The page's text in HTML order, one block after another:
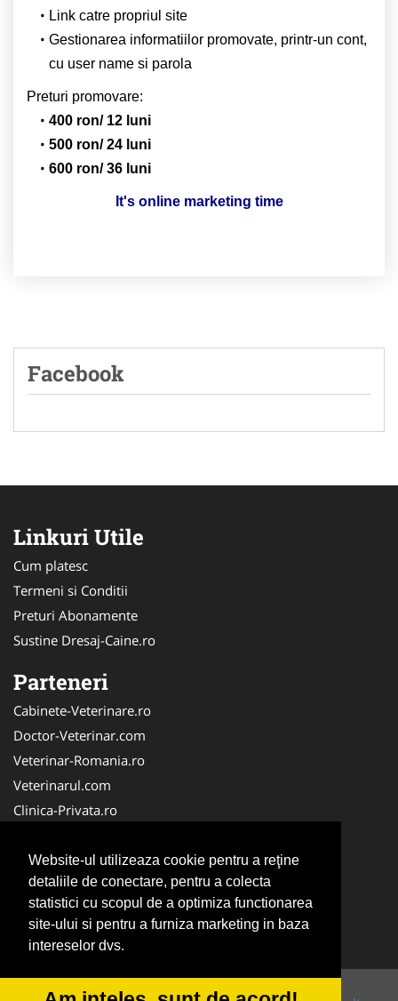
Website-ul utilizeaza cookie pentru a reţine
detaliile de conectare, pentru a colecta
statistici cu scopul de a optimiza functionarea
site-ului si pentru a furniza marketing in baza
intereselor dvs.
Link catre propriul site
Gestionarea informatiilor promovate, printr-un cont,
cu user name si parola
Preturi promovare:
400 ron/ 12 luni
500 ron/ 24 luni
600 ron/ 36 luni
It's online marketing time
Facebook
Linkuri Utile
Cum platesc
Termeni si Conditii
Preturi Abonamente
Sustine Dresaj-Caine.ro
Parteneri
Cabinete-Veterinare.ro
Doctor-Veterinar.com
Veterinar-Romania.ro
Veterinarul.com
Clinica-Privata.ro
Medic-Bun.com
Dresaj-Caine.ro
NonStopDeschis.ro
SalonFrizerieCanina.com